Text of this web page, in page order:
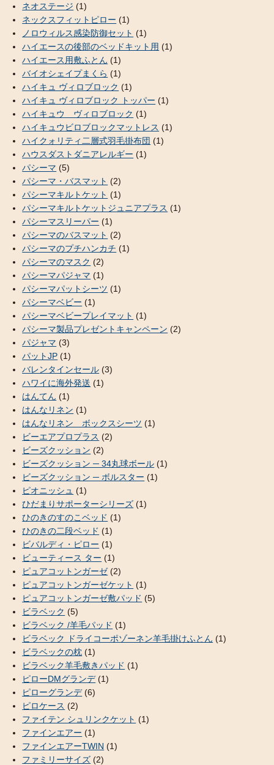
ネオステージ (1)
ネックスフィットピロー (1)
ノロウィルス感染防御セット (1)
ハイエースの後部のベッドキット用 (1)
ハイエース用敷ふとん (1)
バイオシェイプまくら (1)
ハイキュ ヴィロブロック (1)
ハイキュ ヴィロブロック トッパー (1)
ハイキュウ ヴィロブロック (1)
ハイキュウビロブロックマットレス (1)
ハイクォリティ二層式羽毛掛布団 (1)
ハウスダストダニアレルギー (1)
パシーマ (5)
パシーマ・バスマット (2)
パシーマキルトケット (1)
パシーマキルトケットジュニアプラス (1)
パシーマスリーパー (1)
パシーマのバスマット (2)
パシーマのプチハンカチ (1)
パシーマのマスク (2)
パシーマパジャマ (1)
パシーマパットシーツ (1)
パシーマベビー (1)
パシーマベビープレイマット (1)
パシーマ製品プレゼントキャンペーン (2)
パジャマ (3)
パットJP (1)
バレンタインセール (3)
ハワイに海外発送 (1)
はんてん (1)
はんなリネン (1)
はんなリネン ボックスシーツ (1)
ビーエアプロプラス (2)
ビーズクッション (2)
ビーズクッション ─ 34丸球ボール (1)
ビーズクッション ─ ボルスター (1)
ピオニッシュ (1)
ひだまりサポーターシリーズ (1)
ひのきのすのこベッド (1)
ひのきの二段ベッド (1)
ビバルディ・ピロー (1)
ビューティース ター (1)
ピュアコットンガーゼ(2)
ピュアコットンガーゼケット (1)
ピュアコットンガーゼ敷パッド (5)
ビラベック (5)
ビラベック /羊毛パッド (1)
ビラベック ドライコーポゾーネン羊毛掛けふとん (1)
ビラベックの枕 (1)
ビラベック羊毛敷きパッド (1)
ピローDMグランデ(1)
ピローグランデ(6)
ピロケース (2)
ファイテン シュリンクケット (1)
ファインエアー (1)
ファインエアーTWIN (1)
ファミリーサイズ (2)